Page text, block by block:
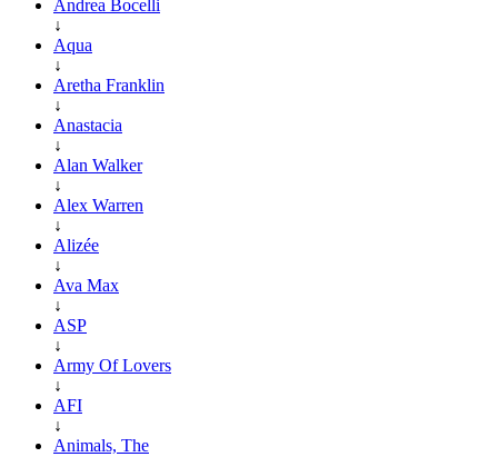
Andrea Bocelli
↓
Aqua
↓
Aretha Franklin
↓
Anastacia
↓
Alan Walker
↓
Alex Warren
↓
Alizée
↓
Ava Max
↓
ASP
↓
Army Of Lovers
↓
AFI
↓
Animals, The